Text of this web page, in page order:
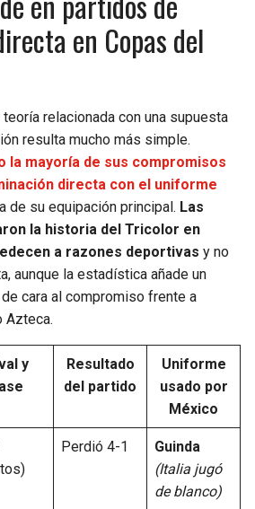
en Copas del
relacionada con una supuesta
resulta mucho más simple.
la mayoría de sus compromisos
directa con el uniforme
de su equipación principal. Las
la historia del Tricolor en
a razones deportivas y no
aunque la estadística añade un
cara al compromiso frente a
Azteca.
y
Resultado
del partido
Uniforme
usado por
México
Perdió 4-1
Guinda
(Italia jugó
de blanco)